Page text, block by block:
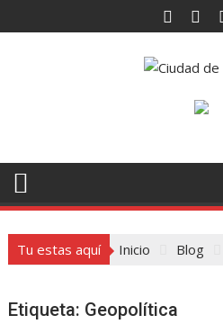
al
Tu estas aquí Inicio Blog
Etiqueta: Geopolítica